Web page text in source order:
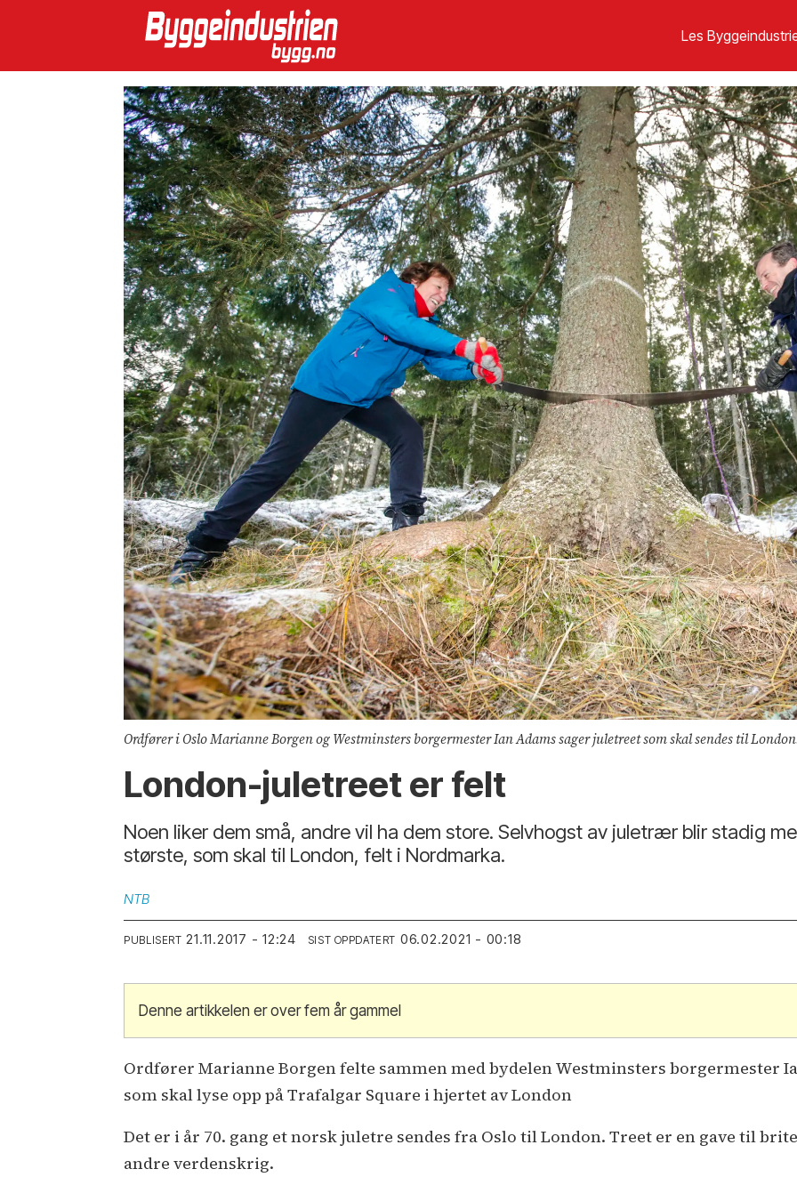
Les
Ordfører i Oslo Marianne Borgen og Westminsters borgermester Ian Adams sager juletreet som skal sendes til
London-juletreet er felt
Noen liker dem små, andre vil ha dem store. Selvhogst av juletrær blir stadig
største, som skal til London, felt i Nordmarka.
NTB
PUBLISERT 21.11.2017 - 12:24 SIST OPPDATERT 06.02.2021 - 00:18
Denne artikkelen er over fem år gammel
Ordfører Marianne Borgen felte sammen med bydelen Westminsters borgermester
som skal lyse opp på Trafalgar Square i hjertet av London
Det er i år 70. gang et norsk juletre sendes fra Oslo til London. Treet er en gave til
andre verdenskrig.